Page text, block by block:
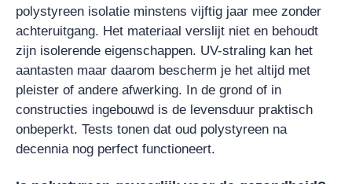
polystyreen isolatie minstens vijftig jaar mee zonder
achteruitgang. Het materiaal verslijt niet en behoudt
zijn isolerende eigenschappen. UV-straling kan het
aantasten maar daarom bescherm je het altijd met
pleister of andere afwerking. In de grond of in
constructies ingebouwd is de levensduur praktisch
onbeperkt. Tests tonen dat oud polystyreen na
decennia nog perfect functioneert.